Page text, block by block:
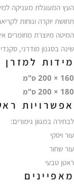
העץ המעוגלת מעניקה
תחושת יוקרה ונוחות
המיטה מיוצרת מחומרים
שינה בסגנון מודרני,
מידות למזרן
160 × 200 ס"מ
180 × 200 ס"מ
אפשרויות
לבחירה במגוון גימורים:
עור ויסקי
עור שחור
ראטן טבעי
מאפיינים